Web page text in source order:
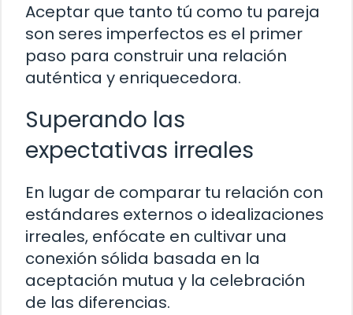
Aceptar que tanto tú como tu pareja
son seres imperfectos es el primer
paso para construir una relación
auténtica y enriquecedora.
Superando las
expectativas irreales
En lugar de comparar tu relación con
estándares externos o idealizaciones
irreales, enfócate en cultivar una
conexión sólida basada en la
aceptación mutua y la celebración
de las diferencias.